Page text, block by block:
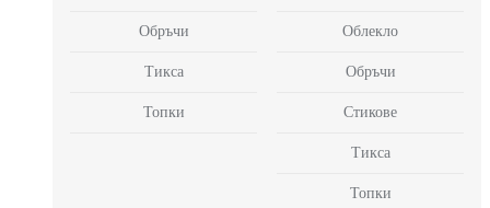
Обръчи
Тикса
Топки
Облекло
Обръчи
Стикове
Тикса
Топки